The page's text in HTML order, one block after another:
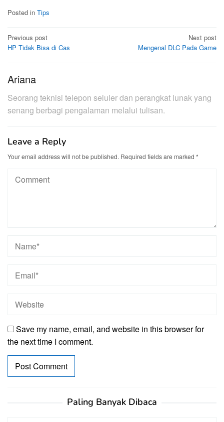
Posted in Tips
Post
navigation
Previous post
HP Tidak Bisa di Cas
Next post
Mengenal DLC Pada Game
Ariana
Seorang teknisi telepon seluler dan perangkat lunak yang
senang berbagi pengalaman melalui tulisan.
Leave a Reply
Your email address will not be published. Required fields are marked *
Save my name, email, and website in this browser for
the next time I comment.
Paling Banyak Dibaca